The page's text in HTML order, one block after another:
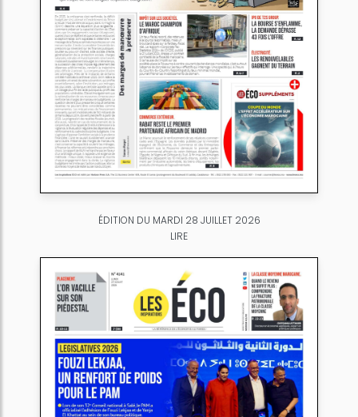
ÉDITION DU MARDI 28 JUILLET 2026
LIRE